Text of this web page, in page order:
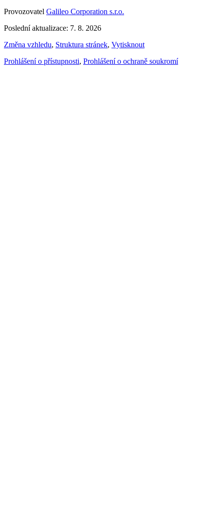
Provozovatel Galileo Corporation s.r.o.
Poslední aktualizace: 7. 8. 2026
Změna vzhledu, Struktura stránek, Vytisknout
Prohlášení o přístupnosti, Prohlášení o ochraně soukromí